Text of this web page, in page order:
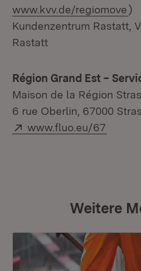
www.kvv.de/regiomove)
Kundenzentrum Rastatt,
Rastatt
Région Grand Est –
Maison de la Région
6 rue Oberlin, 67000
Extern:
www.fluo.eu/67
Weitere